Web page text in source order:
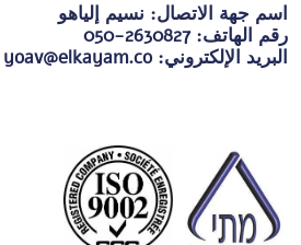
اسم جهة الاتصال: نسيم إلياهو
رقم الهاتف:050-2630827
البريد الإلكتروني: yoav@elkayam.co